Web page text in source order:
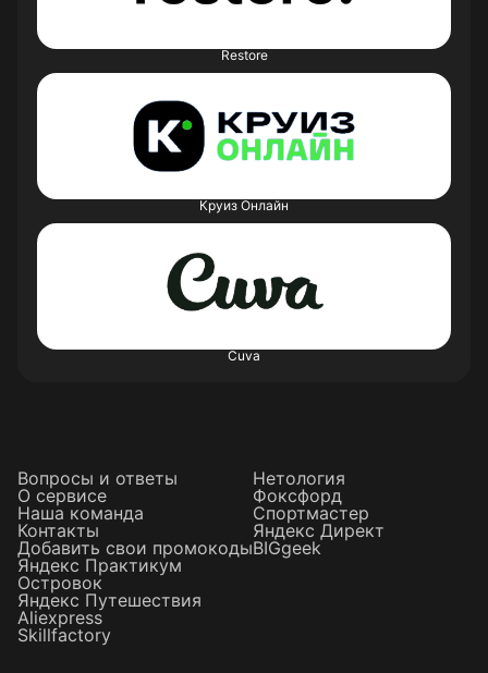
Restore
Круиз Онлайн
Cuva
Вопросы и ответы
О сервисе
Наша команда
Контакты
Добавить свои промокоды
Нетология
Фоксфорд
Спортмастер
Яндекс Директ
BIGgeek
Яндекс Практикум
Островок
Яндекс Путешествия
Aliexpress
Skillfactory